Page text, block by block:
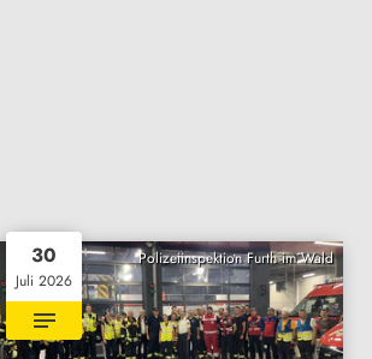
Polizeiinspektion Furth im Wald
30
Juli 2026